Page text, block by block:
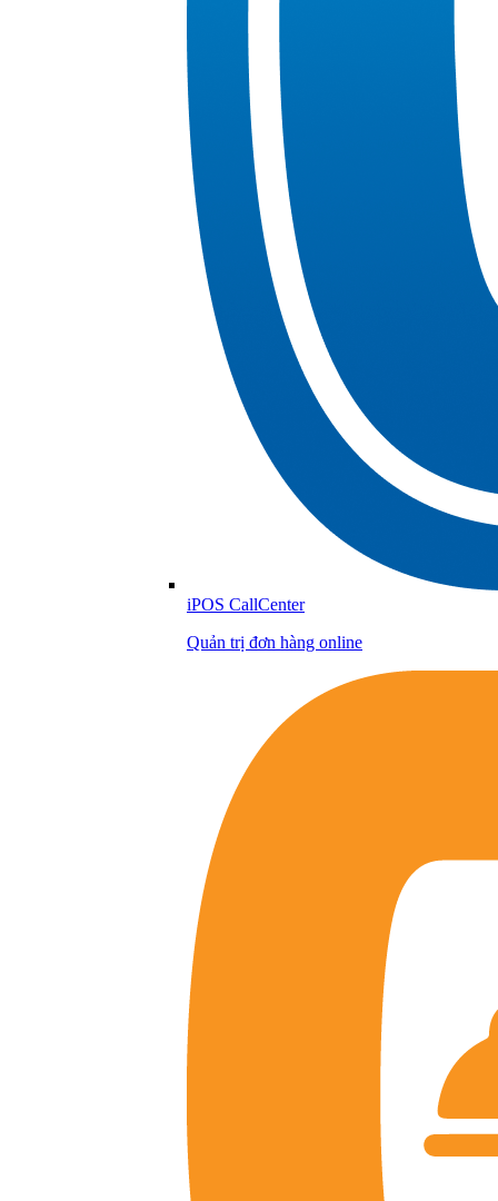
iPOS CallCenter
Quản trị đơn hàng online